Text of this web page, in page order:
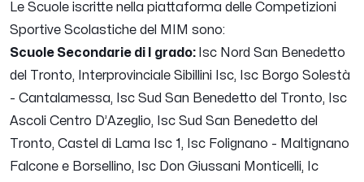
Le Scuole iscritte nella piattaforma delle Competizioni
Sportive Scolastiche del MIM sono:
Scuole Secondarie di I grado: Isc Nord San Benedetto
del Tronto, Interprovinciale Sibillini Isc, Isc Borgo Solestà
- Cantalamessa, Isc Sud San Benedetto del Tronto, Isc
Ascoli Centro D’Azeglio, Isc Sud San Benedetto del
Tronto, Castel di Lama Isc 1, Isc Folignano - Maltignano
Falcone e Borsellino, Isc Don Giussani Monticelli, Ic